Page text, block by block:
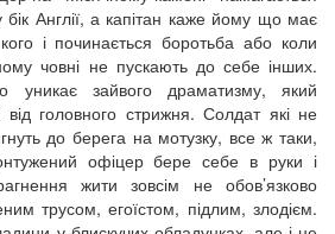
Англії, а капітан каже йому що має
і починається боротьба або коли
човні не пускають до себе інших.
уникає зайвого драматизму, який
від головного стрижня. Солдат які не
до берега на мотузку, все ж таки,
офіцер бере себе в руки і
жити зовсім не обов’язково
трусом, егоїстом, підлим, злодієм.